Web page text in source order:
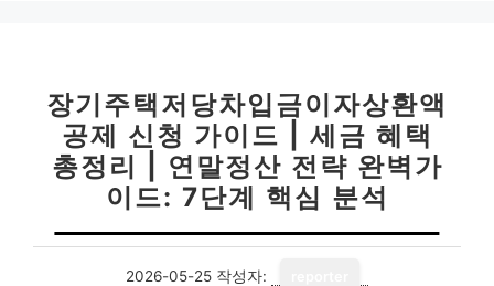
장기주택저당차입금이자상환액
공제 신청 가이드 | 세금 혜택
총정리 | 연말정산 전략 완벽가
이드: 7단계 핵심 분석
2026-05-25 작성자: